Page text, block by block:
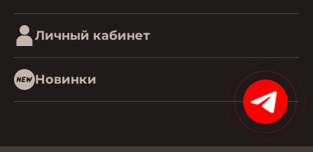
Личный кабинет
Новинки
15%